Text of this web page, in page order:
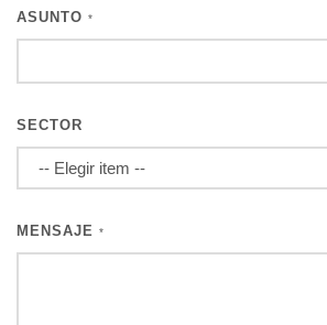
ASUNTO *
SECTOR
MENSAJE *